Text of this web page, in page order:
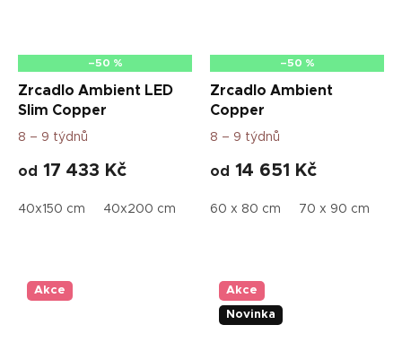
–50 %
Zrcadlo Ambient LED
Slim Copper
8 – 9 týdnů
od 17 433 Kč
40x150 cm 40x200 cm 50x70 cm 50x115 cm 50x160
–50 %
Zrcadlo Ambient
Copper
8 – 9 týdnů
od 14 651 Kč
60 x 80 cm 70 x 90 cm
Akce Akce
Novinka